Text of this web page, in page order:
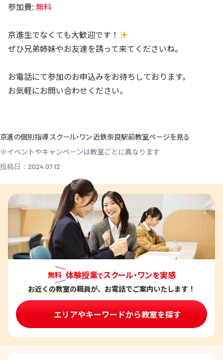
参加費: 無料
京進生でなくても大歓迎です！
ぜひ兄弟姉妹やお友達を誘って来てくださいね。
お電話にて参加のお申込みをお待ちしております。
お気軽にお問い合わせください。
京進の個別指導 スクール・ワン 近鉄奈良駅前教室ページを見る
※イベントやキャンペーンは教室ごとに異なります
投稿日：2024.07.12
無料 体験授業でスクール・ワンを実感
お近くの教室の職員が、お電話でご案内いたします！
エリアやキーワードから教室を探す